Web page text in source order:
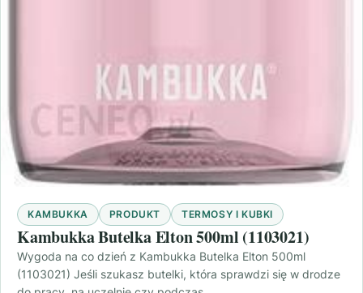
KAMBUKKA PRODUKT TERMOSY I KUBKI
Kambukka Butelka Elton 500ml (1103021)
Wygoda na co dzień z Kambukka Butelka Elton 500ml
(1103021) Jeśli szukasz butelki, która sprawdzi się w drodze